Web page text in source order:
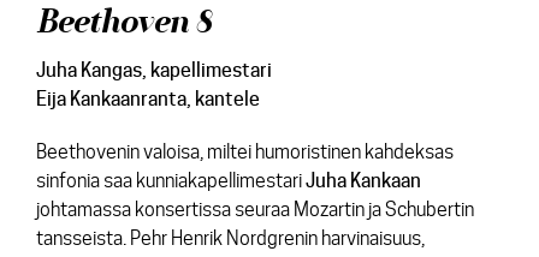
Beethoven 8
Juha Kangas, kapellimestari
Eija Kankaanranta, kantele
Beethovenin valoisa, miltei humoristinen kahdeksas
sinfonia saa kunniakapellimestariJuha Kankaan
johtamassa konsertissa seuraa Mozartin ja Schubertin
tansseista. Pehr Henrik Nordgrenin harvinaisuus,